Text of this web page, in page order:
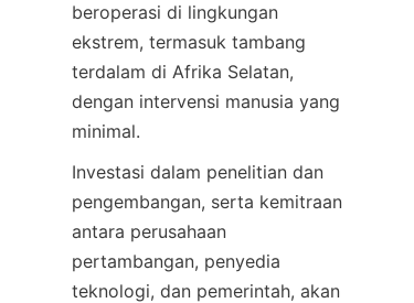
beroperasi di lingkungan
ekstrem, termasuk tambang
terdalam di Afrika Selatan,
dengan intervensi manusia yang
Investasi dalam penelitian dan
pengembangan, serta kemitraan
antara perusahaan
pertambangan, penyedia
teknologi, dan pemerintah, akan